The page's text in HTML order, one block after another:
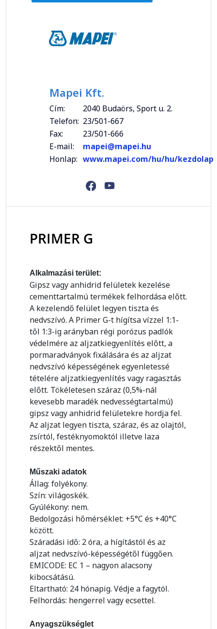
Mapei Kft.
Cím:
2040 Budaörs, Sport u. 2.
Telefon: 23/501-667
Fax:
23/501-666
E-mail:
mapei@mapei.hu
Honlap: www.mapei.com/hu/hu/kezdolap
PRIMER G
Alkalmazási terület:
Gipsz vagy anhidrid felületek kezelése
cementtartalmú termékek felhordása előtt.
A kezelendő felület legyen tiszta és
nedvszívó. A Primer G-t hígítsa vízzel 1:1-
től 1:3-ig arányban régi porózus padlók
védelmére az aljzatkiegyenlítés előtt, a
pormaradványok fixálására és az aljzat
nedvszívó képességének egyenletessé
tételére aljzatkiegyenlítés vagy ragasztás
előtt. Tökéletesen száraz (0,5%-nál
kevesebb maradék nedvességtartalmú)
gipsz vagy anhidrid felületekre hordja fel.
Az aljzat legyen tiszta, száraz, és az olajtól,
zsírtól, festéknyomoktól illetve laza
részektől mentes.
Műszaki adatok
Állag: folyékony.
Szín: világoskék.
Gyúlékony: nem.
Bedolgozási hőmérséklet: +5°C és +40°C
között.
Száradási idő: 2 óra, a hígítástól és az
aljzat nedvszívó-képességétől függően.
EMICODE: EC 1 – nagyon alacsony
kibocsátású.
Eltartható: 24 hónapig. Védje a fagytól.
Felhordás: hengerrel vagy ecsettel.
Anyagszükséglet